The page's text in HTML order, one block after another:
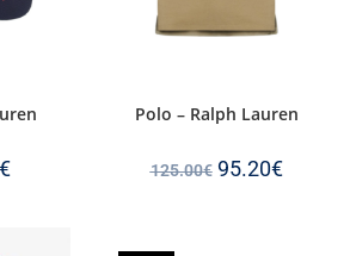
Polo – Ralph Lauren
125.00€ 95.20€